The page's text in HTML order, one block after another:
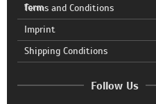
form
Terms and Conditions
Imprint
Shipping Conditions
Follow Us